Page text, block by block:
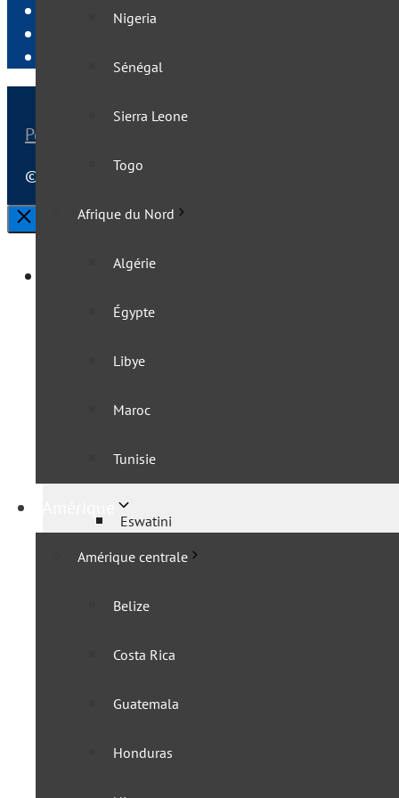
Nigeria
Sénégal
Sierra Leone
Togo
Afrique du Nord
Algérie
Égypte
Libye
Maroc
Tunisie
Amérique centrale
Belize
Costa Rica
Guatemala
Honduras
Newsletter
Publier sur VisasNews
Liens utiles pour voyager
Politique de confidentialité
© 2025 VisasNews - Le monde en direct | Tous
Fermer
Afrique australe
Afrique du Sud
Eswatini